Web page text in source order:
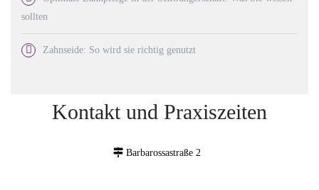
sollten
Zahnseide: So wird sie richtig genutzt
Kontakt und Praxiszeiten
Barbarossastraße 2